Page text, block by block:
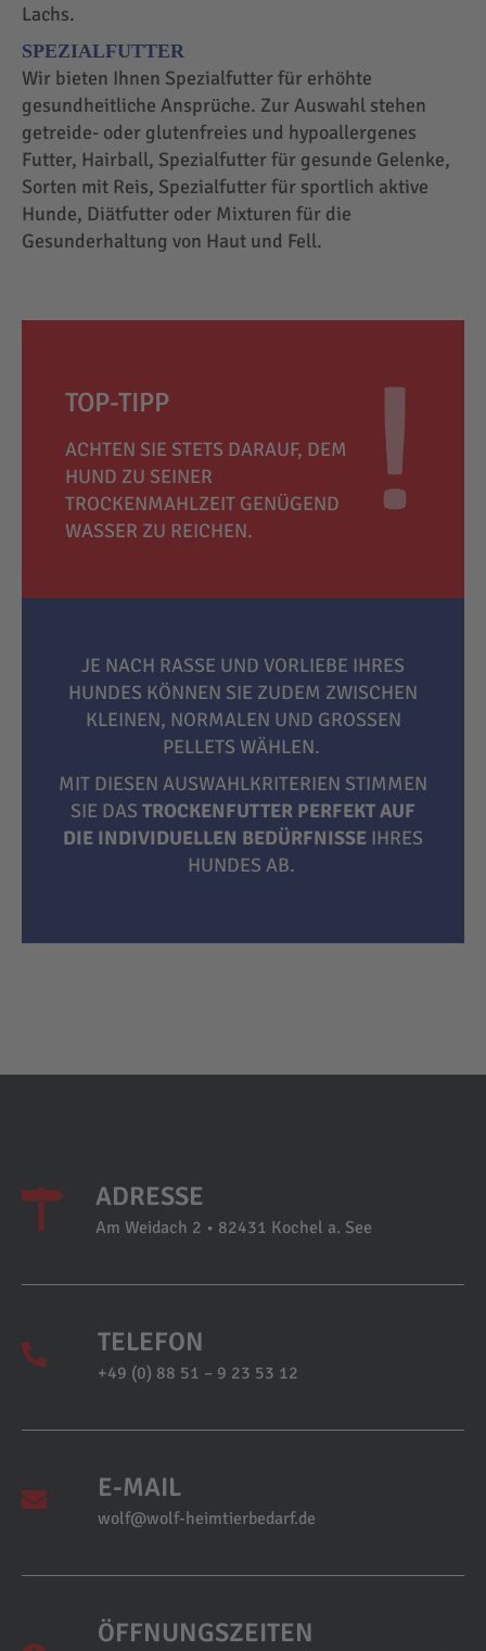
Lachs.
SPEZIALFUTTER
Wir bieten Ihnen Spezialfutter für erhöhte
gesundheitliche Ansprüche. Zur Auswahl stehen
getreide- oder glutenfreies und hypoallergenes
Futter, Hairball, Spezialfutter für gesunde Gelenke,
Sorten mit Reis, Spezialfutter für sportlich aktive
Hunde, Diätfutter oder Mixturen für die
Gesunderhaltung von Haut und Fell.
TOP-TIPP
ACHTEN SIE STETS DARAUF, DEM
HUND ZU SEINER
TROCKENMAHLZEIT GENÜGEND
WASSER ZU REICHEN.
JE NACH RASSE UND VORLIEBE IHRES
HUNDES KÖNNEN SIE ZUDEM ZWISCHEN
KLEINEN, NORMALEN UND GROSSEN P
ELLETS WÄHLEN.
MIT DIESEN AUSWAHLKRITERIEN STIMMEN
SIE DAS TROCKENFUTTER PERFEKT AUF
DIE INDIVIDUELLEN BEDÜRFNISSE IHRES
HUNDES AB.
ADRESSE
Am Weidach 2 • 82431 Kochel a. See
TELEFON
+49 (0) 88 51 – 9 23 53 12
E-MAIL
wolf@wolf-heimtierbedarf.de
ÖFFNUNGSZEITEN